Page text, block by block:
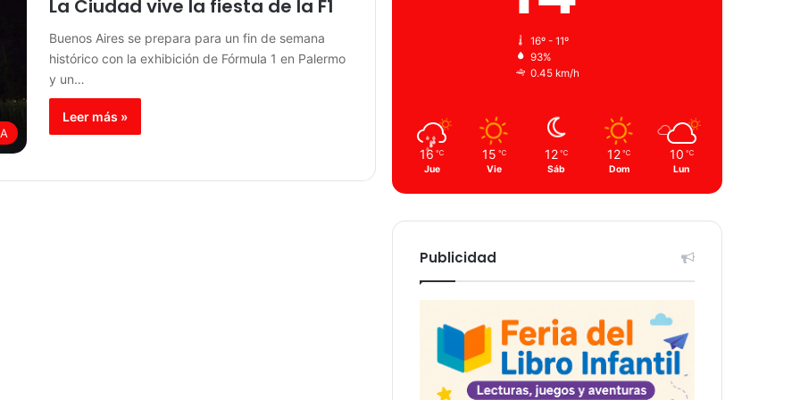
La Ciudad vive la fiesta de la F1
Buenos Aires se prepara para un fin de semana
histórico con la exhibición de Fórmula 1 en Palermo
y un…
Leer más »
16º - 11º
93%
0.45 km/h
16 ℃
Jue
15 ℃
Vie
12 ℃
Sáb
12 ℃
Dom
10 ℃
Lun
Publicidad